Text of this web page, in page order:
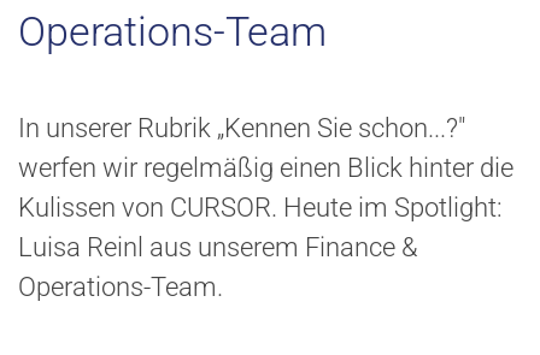
Operations-Team
In unserer Rubrik „Kennen Sie schon...?"
werfen wir regelmäßig einen Blick hinter die
Kulissen von CURSOR. Heute im Spotlight:
Luisa Reinl aus unserem Finance &
Operations-Team.